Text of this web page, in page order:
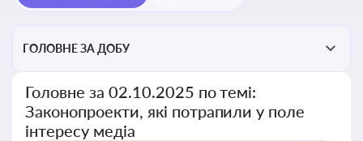
ГОЛОВНЕ ЗА ДОБУ
Головне за 02.10.2025 по темі:
Законопроекти, які потрапили у поле
інтересу медіа